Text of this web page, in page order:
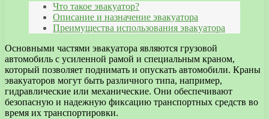
Что такое эвакуатор?
Описание и назначение эвакуатора
Преимущества использования эвакуатора
Основными частями эвакуатора являются грузовой
автомобиль с усиленной рамой и специальным краном,
который позволяет поднимать и опускать автомобили. Краны
эвакуаторов могут быть различного типа, например,
гидравлические или механические. Они обеспечивают
безопасную и надежную фиксацию транспортных средств во
время их транспортировки.